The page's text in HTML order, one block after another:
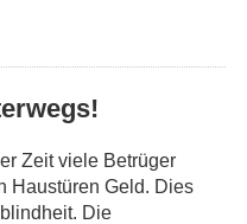
Zeit viele Betrüger
Haustüren Geld. Dies
Die